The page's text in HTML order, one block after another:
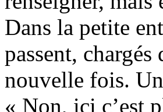
Dans la petite
passent,
nouvelle fois.
« Non, ici c’est